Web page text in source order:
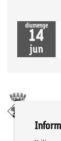
diumenge
14
jun